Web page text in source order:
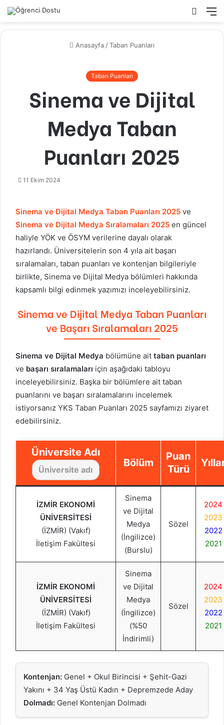
Arama
Anasayfa /Taban Puanları
Taban Puanları
Sinema ve Dijital
Medya Taban
Puanları 2025
11 Ekim 2024
Sinema ve Dijital Medya Taban Puanları 2025 ve
Sinema ve Dijital Medya Sıralamaları 2025 en güncel
haliyle YÖK ve ÖSYM verilerine dayalı olarak
hazırlandı. Üniversitelerin son 4 yıla ait başarı
sıralamaları, taban puanları ve kontenjan bilgileriyle
birlikte, Sinema ve Dijital Medya bölümleri hakkında
kapsamlı bilgi edinmek yazımızı inceleyebilirsiniz.
Sinema ve Dijital Medya Taban Puanları
ve Başarı Sıralamaları 2025
Sinema ve Dijital Medya bölümüne ait taban puanları
ve başarı sıralamaları için aşağıdaki tabloyu
inceleyebilirsiniz. Başka bir bölümlere ait taban
puanlarını ve başarı sıralamalarını incelemek
istiyorsanız YKS Taban Puanları 2025 sayfamızı ziyaret
edebilirsiniz.
Üniversite Adı
Bölüm
Puan
Türü
İZMİR EKONOMİ
ÜNİVERSİTESİ
(İZMİR) (Vakıf)
İletişim Fakültesi
Sinema
ve Dijital
Medya
(İngilizce)
(Burslu)
Sözel
2024
2023
2022
2021
İZMİR EKONOMİ
ÜNİVERSİTESİ
(İZMİR) (Vakıf)
İletişim Fakültesi
Sinema
ve Dijital
Medya
(İngilizce)
(%50
İndirimli)
Sözel
2024
2023
2022
2021
Kontenjan: Genel + Okul Birincisi + Şehit-Gazi
Yakını + 34 Yaş Üstü Kadın + Depremzede Aday
Dolmadı: Genel Kontenjan Dolmadı